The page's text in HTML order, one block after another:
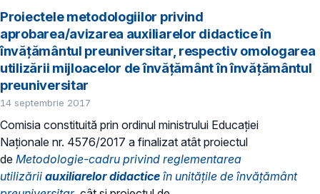
Proiectele metodologiilor privind
aprobarea/avizarea auxiliarelor didactice în
învățământul preuniversitar, respectiv omologarea
utilizării mijloacelor de învățământ în învățământul
preuniversitar
14 septembrie 2017
Comisia constituită prin ordinul ministrului Educației
Naționale nr. 4576/2017 a finalizat atât proiectul
de Metodologie-cadru privind reglementarea
utilizării auxiliarelor didactice în unitățile de învățământ